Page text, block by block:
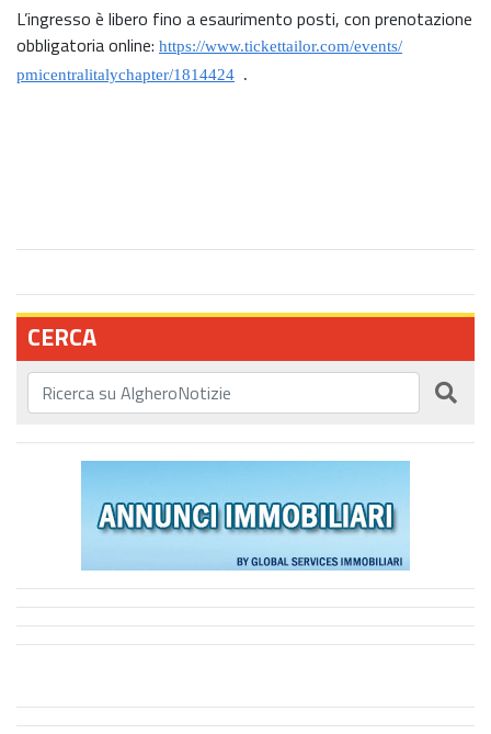
L’ingresso è libero fino a esaurimento posti, con prenotazione
obbligatoria online: https://www.tickettailor.com/events/
pmicentralitalychapter/1814424 .
CERCA